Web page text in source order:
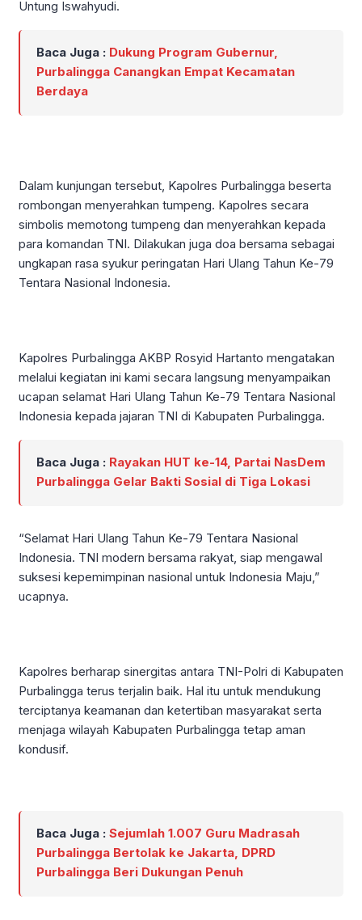
Untung Iswahyudi.
Baca Juga : Dukung Program Gubernur,
Purbalingga Canangkan Empat Kecamatan
Berdaya
Dalam kunjungan tersebut, Kapolres Purbalingga beserta
rombongan menyerahkan tumpeng. Kapolres secara
simbolis memotong tumpeng dan menyerahkan kepada
para komandan TNI. Dilakukan juga doa bersama sebagai
ungkapan rasa syukur peringatan Hari Ulang Tahun Ke-79
Tentara Nasional Indonesia.
Kapolres Purbalingga AKBP Rosyid Hartanto mengatakan
melalui kegiatan ini kami secara langsung menyampaikan
ucapan selamat Hari Ulang Tahun Ke-79 Tentara Nasional
Indonesia kepada jajaran TNI di Kabupaten Purbalingga.
Baca Juga : Rayakan HUT ke-14, Partai NasDem
Purbalingga Gelar Bakti Sosial di Tiga Lokasi
“Selamat Hari Ulang Tahun Ke-79 Tentara Nasional
Indonesia. TNI modern bersama rakyat, siap mengawal
suksesi kepemimpinan nasional untuk Indonesia Maju,”
ucapnya.
Kapolres berharap sinergitas antara TNI-Polri di Kabupaten
Purbalingga terus terjalin baik. Hal itu untuk mendukung
terciptanya keamanan dan ketertiban masyarakat serta
menjaga wilayah Kabupaten Purbalingga tetap aman
kondusif.
Baca Juga : Sejumlah 1.007 Guru Madrasah
Purbalingga Bertolak ke Jakarta, DPRD
Purbalingga Beri Dukungan Penuh